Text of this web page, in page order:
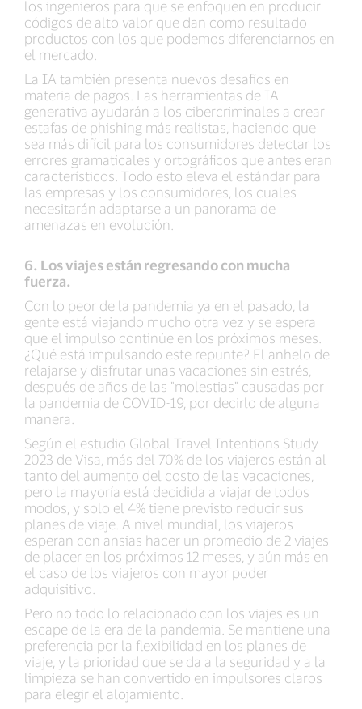
los ingenieros para que se enfoquen en producir
códigos de alto valor que dan como resultado
productos con los que podemos diferenciarnos en
el mercado.
La IA también presenta nuevos desafíos en
materia de pagos. Las herramientas de IA
generativa ayudarán a los cibercriminales a crear
estafas de phishing más realistas, haciendo que
sea más difícil para los consumidores detectar los
errores gramaticales y ortográficos que antes eran
característicos. Todo esto eleva el estándar para
las empresas y los consumidores, los cuales
necesitarán adaptarse a un panorama de
amenazas en evolución.
6. Los viajes están regresando con mucha
fuerza.
Con lo peor de la pandemia ya en el pasado, la
gente está viajando mucho otra vez y se espera
que el impulso continúe en los próximos meses.
¿Qué está impulsando este repunte? El anhelo de
relajarse y disfrutar unas vacaciones sin estrés,
después de años de las "molestias" causadas por
la pandemia de COVID-19, por decirlo de alguna
manera.
Según el estudio Global Travel Intentions Study
2023 de Visa, más del 70% de los viajeros están al
tanto del aumento del costo de las vacaciones,
pero la mayoría está decidida a viajar de todos
modos, y solo el 4% tiene previsto reducir sus
planes de viaje. A nivel mundial, los viajeros
esperan con ansias hacer un promedio de 2 viajes
de placer en los próximos 12 meses, y aún más en
el caso de los viajeros con mayor poder
adquisitivo.
Pero no todo lo relacionado con los viajes es un
escape de la era de la pandemia. Se mantiene una
preferencia por la flexibilidad en los planes de
viaje, y la prioridad que se da a la seguridad y a la
limpieza se han convertido en impulsores claros
para elegir el alojamiento.